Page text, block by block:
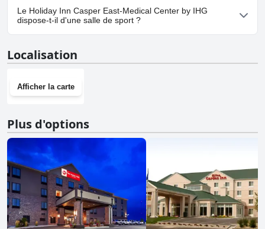
Oui, un parking est disponible à Holiday Inn Casper East-Medical
Center by IHG.
Le Holiday Inn Casper East-Medical Center by IHG
dispose-t-il d'une salle de sport ?
d'une salle de sport.
Localisation
Afficher la carte
Plus d'options